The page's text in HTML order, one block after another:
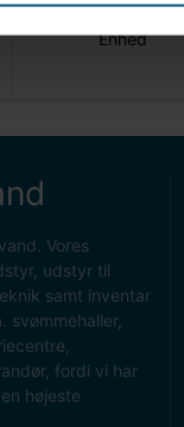
Enhed
Vores
udstyr til
samt inventar
svømmehaller,
fordi vi har
højeste